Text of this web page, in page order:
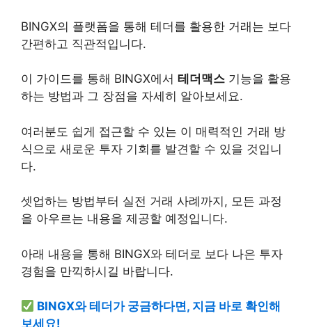
BINGX의 플랫폼을 통해 테더를 활용한 거래는 보다
간편하고 직관적입니다.
이 가이드를 통해 BINGX에서 테더맥스 기능을 활용
하는 방법과 그 장점을 자세히 알아보세요.
여러분도 쉽게 접근할 수 있는 이 매력적인 거래 방
식으로 새로운 투자 기회를 발견할 수 있을 것입니
다.
셋업하는 방법부터 실전 거래 사례까지, 모든 과정
을 아우르는 내용을 제공할 예정입니다.
아래 내용을 통해 BINGX와 테더로 보다 나은 투자
경험을 만끽하시길 바랍니다.
BINGX와 테더가 궁금하다면, 지금 바로 확인해
보세요!